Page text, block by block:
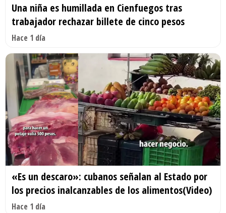
Una niña es humillada en Cienfuegos tras
trabajador rechazar billete de cinco pesos
Hace 1 día
«Es un descaro»: cubanos señalan al Estado por
los precios inalcanzables de los alimentos(Video)
Hace 1 día